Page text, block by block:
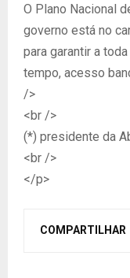
O Plano Nacional
governo está no
para garantir a
tempo, acesso
/>
<br />
(*) presidente da
<br />
</p>
COMPARTILHAR